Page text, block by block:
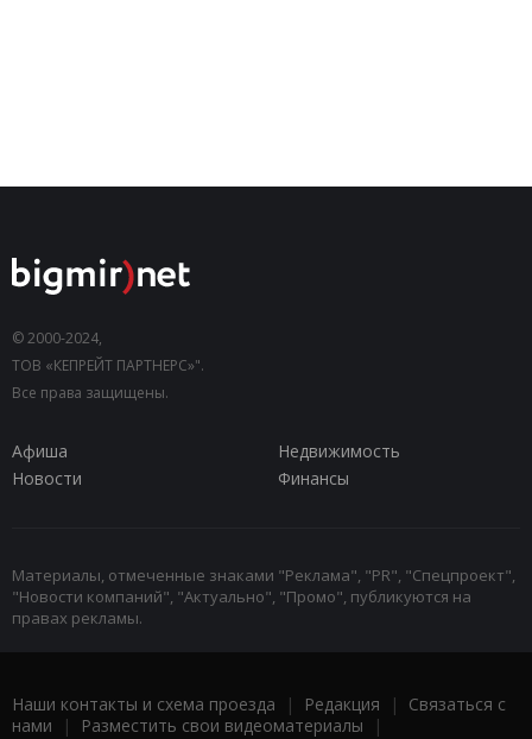
© 2000-2024,
ТОВ «КЕПРЕЙТ ПАРТНЕРС»".
Все права защищены.
Афиша
Недвижимость
Новости
Финансы
Материалы, отмеченные знаками "Реклама", "PR", "Спецпроект",
"Новости компаний", "Актуально", "Промо", публикуются на
правах рекламы.
Наши контакты и схема проезда | Редакция | Связаться с
нами | Разместить свои видеоматериалы |